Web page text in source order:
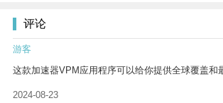
评论
游客
这款加速器VPM应用程序可以给你提供全球覆盖和
2024-08-23